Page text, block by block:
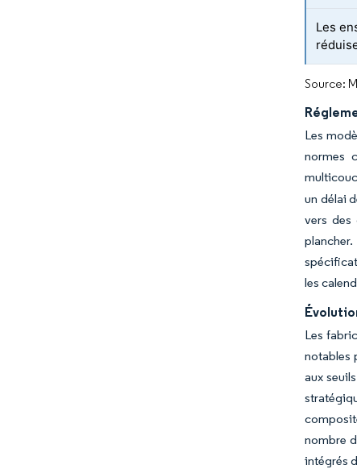
Les
Source:
Les
normes
un délai
vers des
les
Les
notables
aux
nombre
intégrés